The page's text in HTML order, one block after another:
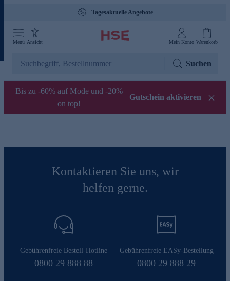
Tagesaktuelle Angebote
Menü Ansicht Mein Konto Warenkorb
Suchen
Bis zu -60% auf Mode und -20%
on top!
Gutschein aktivieren
Kontaktieren Sie uns, wir
helfen gerne.
Gebührenfreie Bestell-Hotline
0800 29 888 88
Gebührenfreie EASy-Bestellung
0800 29 888 29